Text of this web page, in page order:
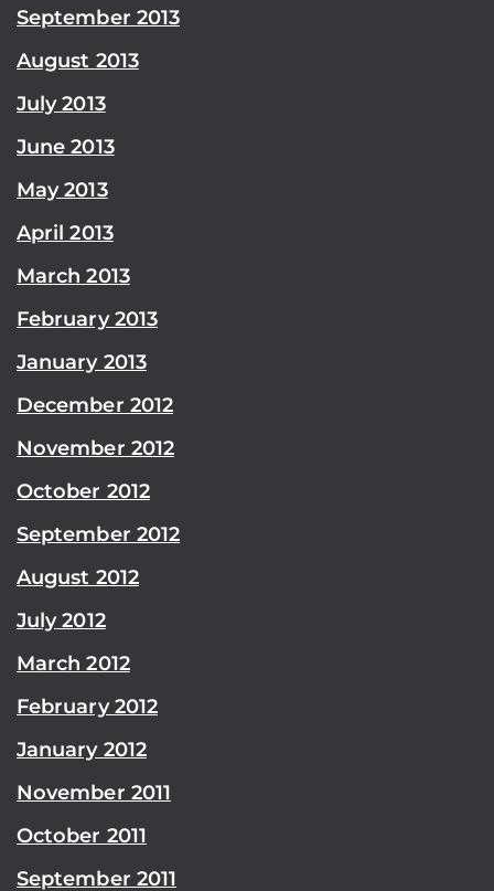
September 2013
August 2013
July 2013
June 2013
May 2013
April 2013
March 2013
February 2013
January 2013
December 2012
November 2012
October 2012
September 2012
August 2012
July 2012
March 2012
February 2012
January 2012
November 2011
October 2011
September 2011